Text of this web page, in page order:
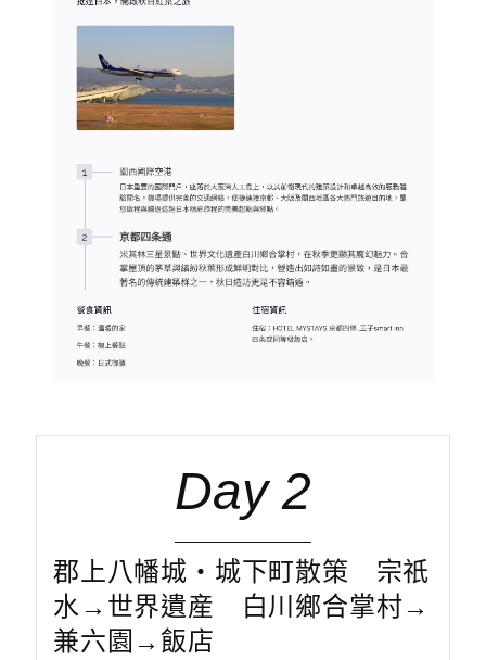
Day 2
郡上八幡城・城下町散策 宗祇
水→世界遺産 白川鄉合掌村→
兼六園→飯店